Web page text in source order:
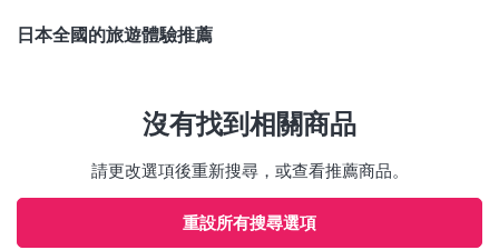
日本全國的旅遊體驗推薦
沒有找到相關商品
請更改選項後重新搜尋，或查看推薦商品。
重設所有搜尋選項